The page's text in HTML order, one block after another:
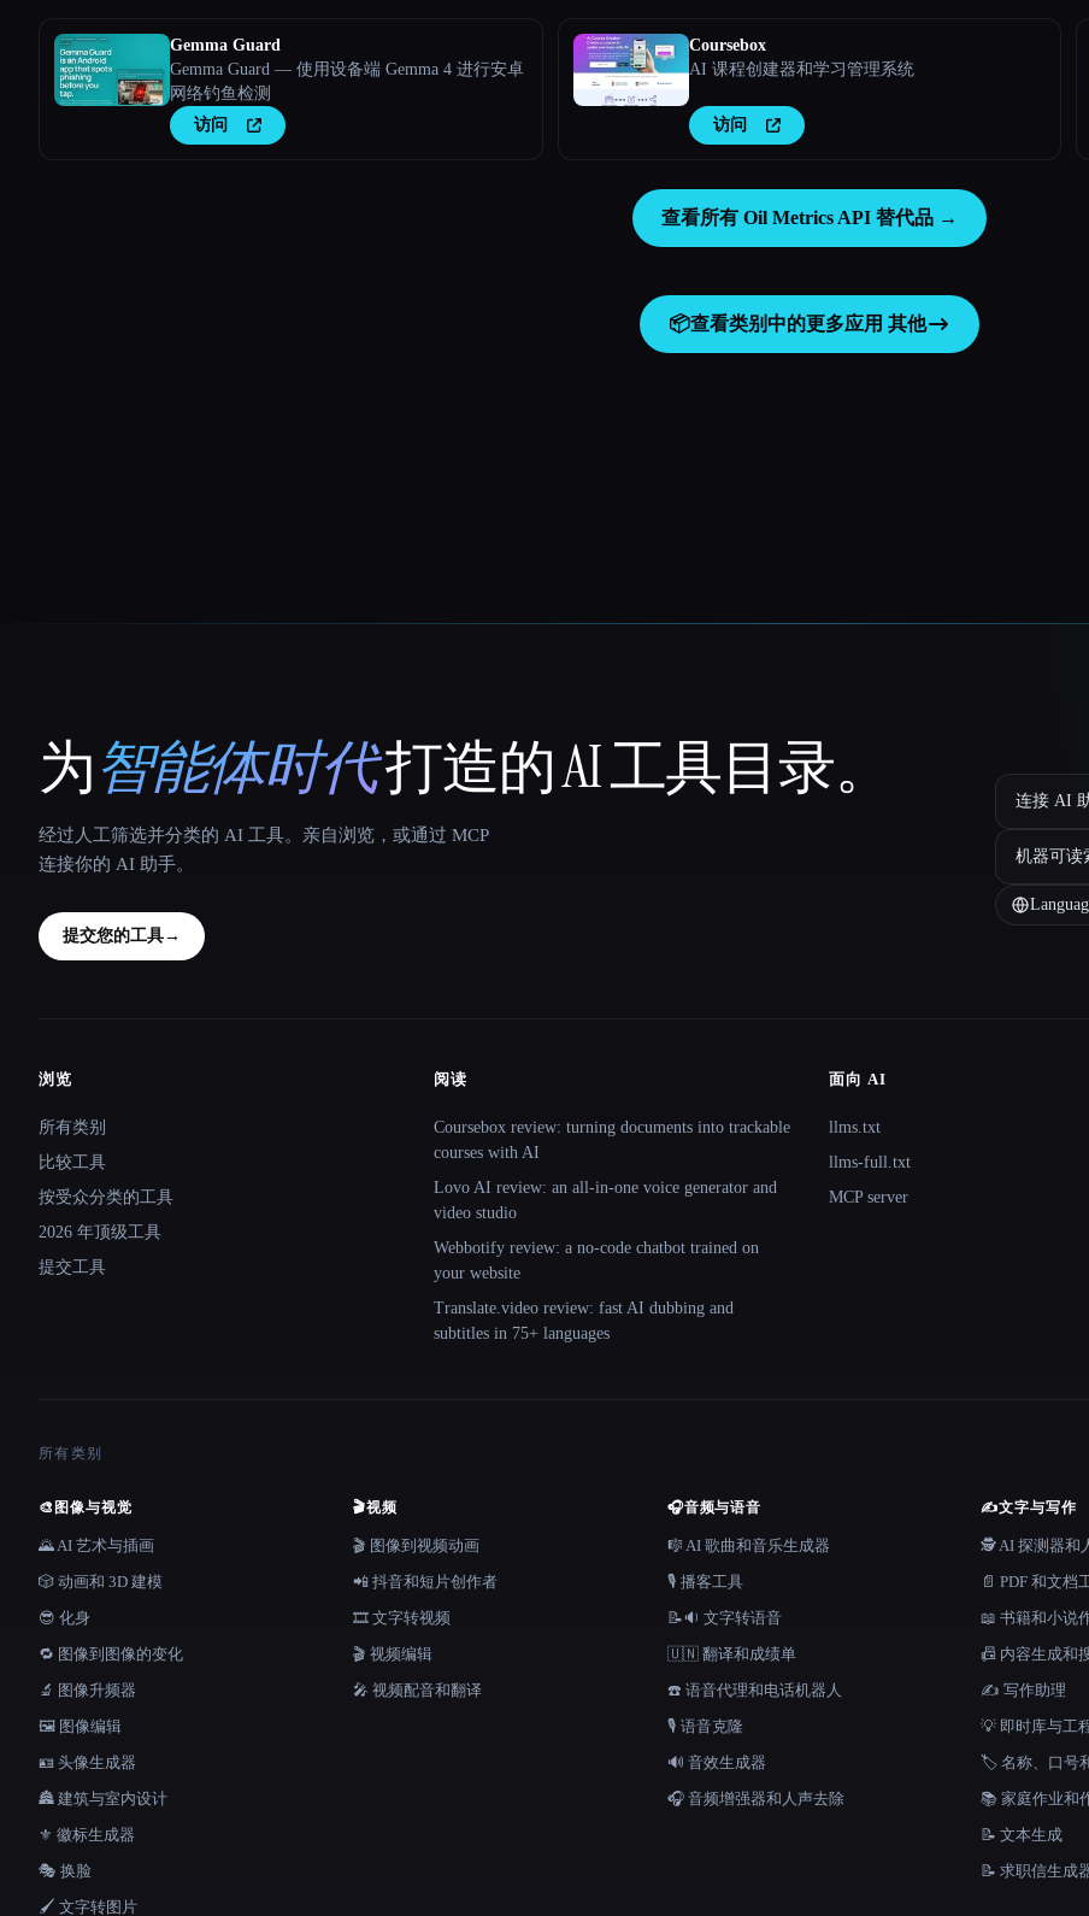
Gemma Guard
Gemma Guard — 使用设备端 Gemma 4 进行安卓
网络钓鱼检测
访问
Coursebox
AI 课程创建器和学习管理系统
访问
查看所有 Oil Metrics API 替代品 →
📦查看类别中的更多应用 其他
That AI Collection
为智能体时代打造的 AI 工具目录。
经过人工筛选并分类的 AI 工具。亲自浏览，或通过 MCP
连接你的 AI 助手。
提交您的工具→
连接 AI
机器可读
Site navigation
浏览
所有类别
比较工具
按受众分类的工具
2026 年顶级工具
提交工具
阅读
Coursebox review: turning documents into trackable
courses with AI
Lovo AI review: an all-in-one voice generator and
video studio
Webbotify review: a no-code chatbot trained on
your website
Translate.video review: fast AI dubbing and
subtitles in 75+ languages
面向 AI
llms.txt
llms-full.txt
MCP server
所有类别
🎨 图像与视觉
🌄 AI 艺术与插画
🎲 动画和 3D 建模
😎 化身
🔁 图像到图像的变化
🔬 图像升频器
🖼️ 图像编辑
🪪 头像生成器
🏯 建筑与室内设计
⚜️ 徽标生成器
🎭 换脸
🖌️ 文字转图片
🎬视频
🎬 图像到视频动画
📲 抖音和短片创作者
🎞️ 文字转视频
🎬 视频编辑
🎤 视频配音和翻译
🎧音频与语音
🎼 AI 歌曲和音乐生成器
🎙️ 播客工具
📝🔉 文字转语音
🇺🇳 翻译和成绩单
☎️ 语音代理和电话机器人
🎙️ 语音克隆
🔊 音效生成器
🎧 音频增强器和人声去除
✍️文字与写作
🕵️ AI 探测器和
📄 PDF 和文档
📖 书籍和小说
📠 内容生成和
✍️ 写作助理
💡 即时库与工
🏷️ 名称、口号
📚 家庭作业和
📝 文本生成
📝 求职信生成